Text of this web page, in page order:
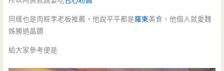
同樣也是肉粽李老板推薦，他說平平都是羅東美食，他個人就愛魏
姊勝過晶鑽
給大家參考便是